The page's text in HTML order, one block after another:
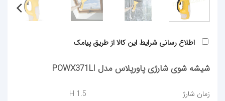
اطلاع رسانی شرایط این کالا از طریق پیامک
شیشه شوی شارژی پاورپلاس مدل POWX371LI
زمان شارژ
1.5 H